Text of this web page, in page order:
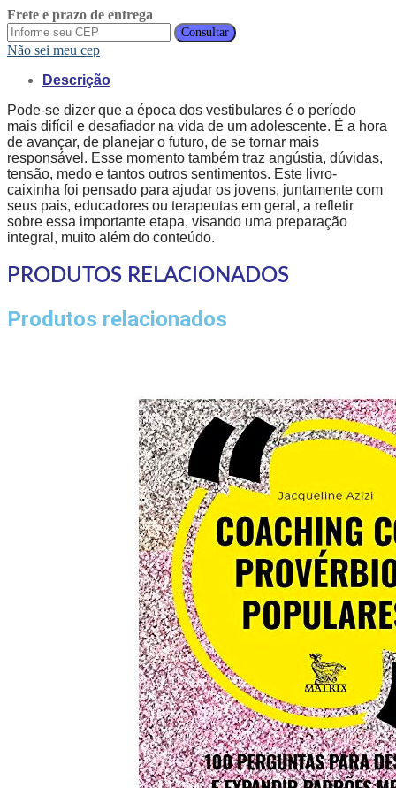
Frete e prazo de entrega
Consultar
Não sei meu cep
Descrição
Pode-se dizer que a época dos vestibulares é o período
mais difícil e desafiador na vida de um adolescente. É a hora
de avançar, de planejar o futuro, de se tornar mais
responsável. Esse momento também traz angústia, dúvidas,
tensão, medo e tantos outros sentimentos. Este livro-
caixinha foi pensado para ajudar os jovens, juntamente com
seus pais, educadores ou terapeutas em geral, a refletir
sobre essa importante etapa, visando uma preparação
integral, muito além do conteúdo.
PRODUTOS RELACIONADOS
Produtos relacionados